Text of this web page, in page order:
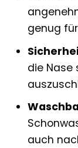
genug
die Nase
auch